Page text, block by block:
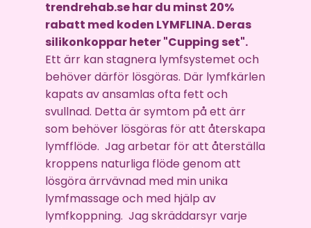
trendrehab.se har du minst 20%
rabatt med koden LYMFLINA. Deras
silikonkoppar heter "Cupping set".
Ett ärr kan stagnera lymfsystemet och
behöver därför lösgöras. Där lymfkärlen
kapats av ansamlas ofta fett och
svullnad. Detta är symtom på ett ärr
som behöver lösgöras för att återskapa
lymfflöde. Jag arbetar för att återställa
kroppens naturliga flöde genom att
lösgöra ärrvävnad med min unika
lymfmassage och med hjälp av
lymfkoppning. Jag skräddarsyr varje